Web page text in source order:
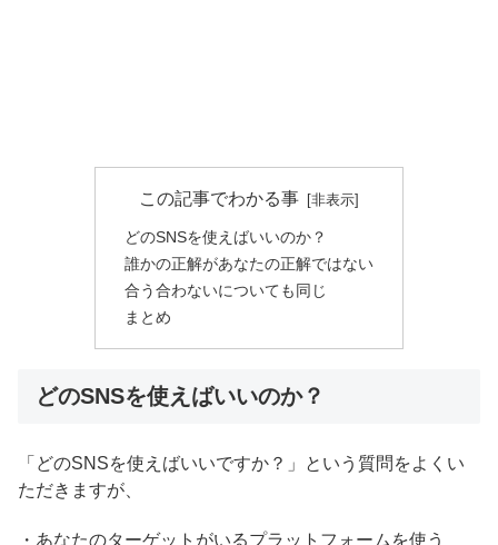
この記事でわかる事
どのSNSを使えばいいのか？
誰かの正解があなたの正解ではない
合う合わないについても同じ
まとめ
どのSNSを使えばいいのか？
「どのSNSを使えばいいですか？」という質問をよくい
ただきますが、
・あなたのターゲットがいるプラットフォームを使う